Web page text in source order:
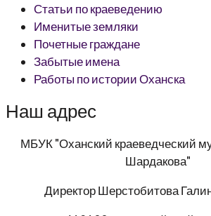
Статьи по краеведению
Именитые земляки
Почетные граждане
Забытые имена
Работы по истории Оханска
Наш адрес
МБУК "Оханский краеведческий
Шардакова"
ДиректорШерстобитова